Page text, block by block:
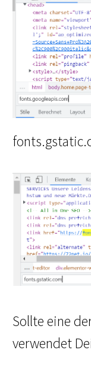
Sollte eine
verwendet